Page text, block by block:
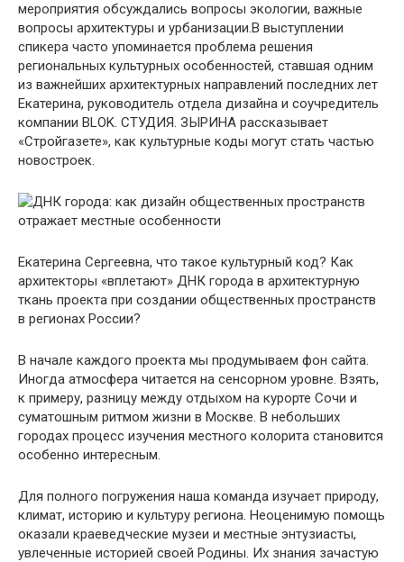
мероприятия обсуждались вопросы экологии, важные
вопросы архитектуры и урбанизации.В выступлении
спикера часто упоминается проблема решения
региональных культурных особенностей, ставшая одним
из важнейших архитектурных направлений последних лет
Екатерина, руководитель отдела дизайна и соучредитель
компании BLOK. СТУДИЯ. ЗЫРИНА рассказывает
«Стройгазете», как культурные коды могут стать частью
новостроек.
Екатерина Сергеевна, что такое культурный код? Как
архитекторы «вплетают» ДНК города в архитектурную
ткань проекта при создании общественных пространств
в регионах России?
В начале каждого проекта мы продумываем фон сайта.
Иногда атмосфера читается на сенсорном уровне. Взять,
к примеру, разницу между отдыхом на курорте Сочи и
суматошным ритмом жизни в Москве. В небольших
городах процесс изучения местного колорита становится
особенно интересным.
Для полного погружения наша команда изучает природу,
климат, историю и культуру региона. Неоценимую помощь
оказали краеведческие музеи и местные энтузиасты,
увлеченные историей своей Родины. Их знания зачастую